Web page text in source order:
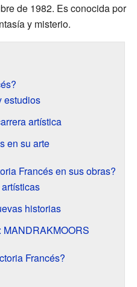
de 1982. Es conocida por
y misterio.
estudios
artística
en su arte
Francés en sus obras?
historias
MANDRAKMOORS
Francés?